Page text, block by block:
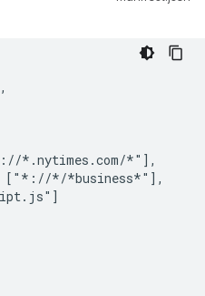
*.nytimes.com/*"],
*/*business*"],